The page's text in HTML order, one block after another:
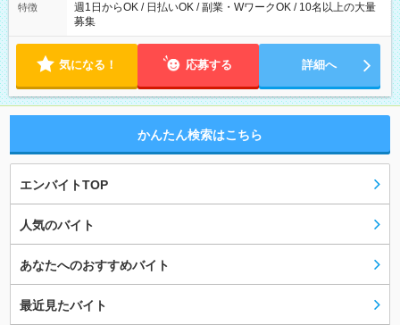
特徴
週1日からOK / 日払いOK / 副業・WワークOK / 10名以上の大量
募集
気になる！ 応募する 詳細へ
かんたん検索はこちら
エンバイトTOP
人気のバイト
あなたへのおすすめバイト
最近見たバイト